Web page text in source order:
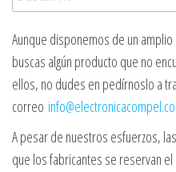
Aunque disponemos de un
buscas algún producto que no
ellos, no dudes en pedírnoslo a
correo
A pesar de nuestros esfuerzos,
que los fabricantes se reservan